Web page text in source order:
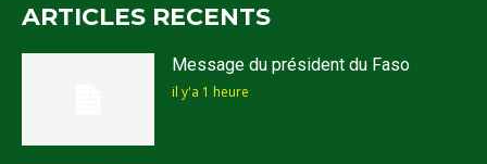
ARTICLES RECENTS
Message du président du Faso
il y'a 1 heure